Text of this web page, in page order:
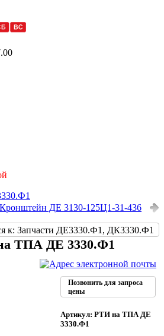
Кронштейн ДЕ 3130-125Ц1-31-436
к: Запчасти ДЕ3330.Ф1, ДК3330.Ф1
ТПА ДЕ 3330.Ф1
Позвонить для запроса
цены
Артикул: РТИ на ТПА ДЕ
3330.Ф1